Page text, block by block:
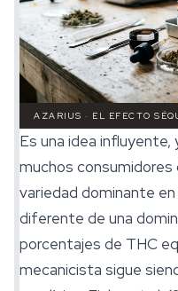
AZARIUS · EL EFECTO
Es una idea influyente,
muchos consumidores
variedad dominante
diferente de una
porcentajes de THC
mecanicista sigue